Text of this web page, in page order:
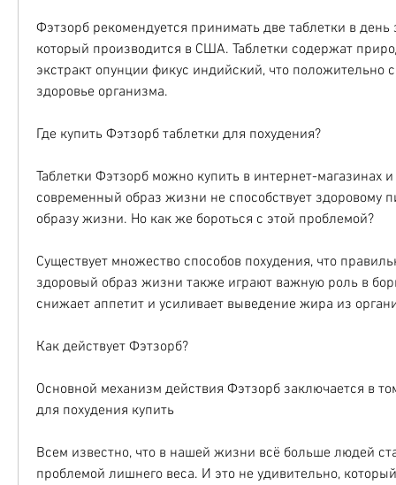
Фэтзорб рекомендуется принимать две таблетки в день
который производится в США. Таблетки содержат
экстракт опунции фикус индийский, что положительно
здоровье организма.
Где купить Фэтзорб таблетки для похудения?
Таблетки Фэтзорб можно купить в интернет-магазинах и
современный образ жизни не способствует здоровому
образу жизни. Но как же бороться с этой проблемой?
Существует множество способов похудения, что
здоровый образ жизни также играют важную роль в
снижает аппетит и усиливает выведение жира из
Как действует Фэтзорб?
Основной механизм действия Фэтзорб заключается в
для похудения купить
Всем известно, что в нашей жизни всё больше людей
проблемой лишнего веса. И это не удивительно,